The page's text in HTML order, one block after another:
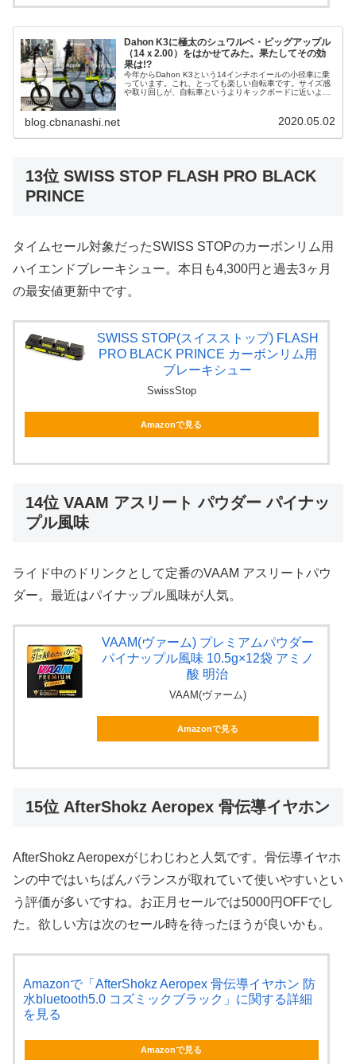
Dahon K3に極太のシュワルベ・ビッグアップル
（14ｘ2.00）をはかせてみた。果たしてその効
果は!?
今年からDahon K3という14インチホイールの小径車に乗
っています。これ、とっても楽しい自転車です。サイズ感
や取り回しが、自転車というよりキックボードに近いよう
blog.cbnanashi.net 2020.05.02
13位 SWISS STOP FLASH PRO BLACK
PRINCE
タイムセール対象だったSWISS STOPのカーボンリム用
ハイエンドブレーキシュー。本日も4,300円と過去3ヶ月
の最安値更新中です。
SWISS STOP(スイスストップ) FLASH
PRO BLACK PRINCE カーボンリム用
ブレーキシュー
SwissStop
Amazonで見る
14位 VAAM アスリート パウダー パイナッ
プル風味
ライド中のドリンクとして定番のVAAM アスリートパウ
ダー。最近はパイナップル風味が人気。
VAAM(ヴァーム) プレミアムパウダー
パイナップル風味 10.5g×12袋 アミノ
酸 明治
VAAM(ヴァーム)
Amazonで見る
15位 AfterShokz Aeropex 骨伝導イヤホン
AfterShokz Aeropexがじわじわと人気です。骨伝導イヤホ
ンの中ではいちばんバランスが取れていて使いやすいとい
う評価が多いですね。お正月セールでは5000円OFFでし
た。欲しい方は次のセール時を待ったほうが良いかも。
Amazonで「AfterShokz Aeropex 骨伝導イヤホン 防
水bluetooth5.0 コズミックブラック」に関する詳細
を見る
Amazonで見る